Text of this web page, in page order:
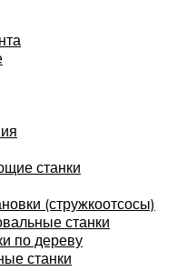
станки
(стружкоотсосы)
станки
по дереву
станки